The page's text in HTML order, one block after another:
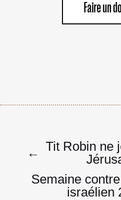
Faire un
Navigation
de
← Tit Robin ne
Semaine
israélien